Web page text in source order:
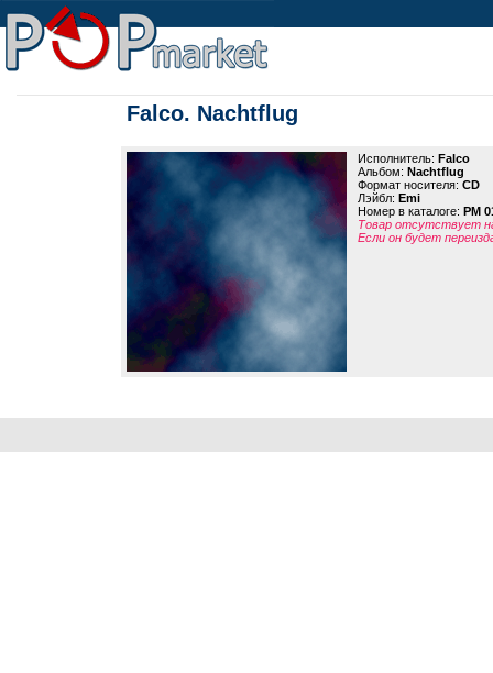
Falco. Nachtflug
Исполнитель: Falco
Альбом: Nachtflug
Формат носителя: CD
Лэйбл: Emi
Номер в каталоге: PM
Товар отсутствует
Если он будет